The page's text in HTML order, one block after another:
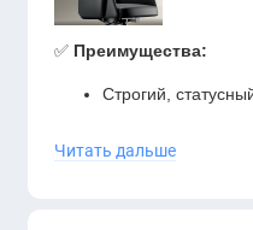
✅ Преимущества:
Строгий,
Читать дальше